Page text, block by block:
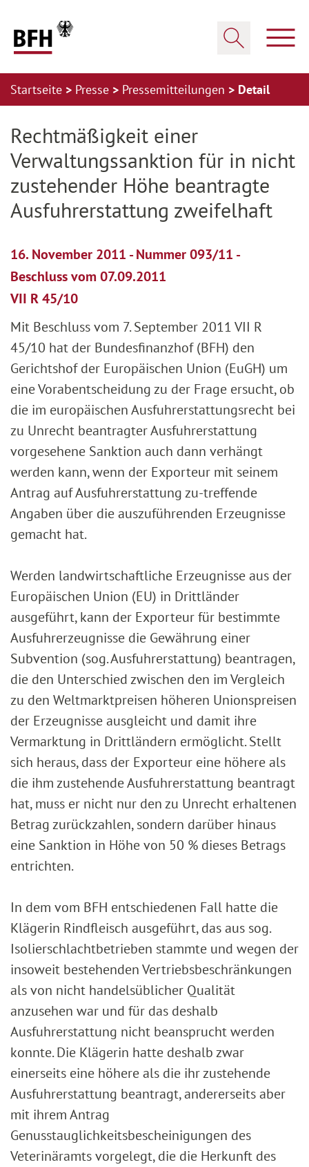
Startseite Presse Pressemitteilungen Detail
Rechtmäßigkeit einer
Verwaltungssanktion für in nicht
zustehender Höhe beantragte
Ausfuhrerstattung zweifelhaft
16. November 2011 - Nummer 093/11 -
Beschluss vom 07.09.2011
VII R 45/10
Mit Beschluss vom 7. September 2011 VII R
45/10 hat der Bundesfinanzhof (BFH) den
Gerichtshof der Europäischen Union (EuGH) um
eine Vorabentscheidung zu der Frage ersucht, ob
die im europäischen Ausfuhrerstattungsrecht bei
zu Unrecht beantragter Ausfuhrerstattung
vorgesehene Sanktion auch dann verhängt
werden kann, wenn der Exporteur mit seinem
Antrag auf Ausfuhrerstattung zu-treffende
Angaben über die auszuführenden Erzeugnisse
gemacht hat.
Werden landwirtschaftliche Erzeugnisse aus der
Europäischen Union (EU) in Drittländer
ausgeführt, kann der Exporteur für bestimmte
Ausfuhrerzeugnisse die Gewährung einer
Subvention (sog. Ausfuhrerstattung) beantragen,
die den Unterschied zwischen den im Vergleich
zu den Weltmarktpreisen höheren Unionspreisen
der Erzeugnisse ausgleicht und damit ihre
Vermarktung in Drittländern ermöglicht. Stellt
sich heraus, dass der Exporteur eine höhere als
die ihm zustehende Ausfuhrerstattung beantragt
hat, muss er nicht nur den zu Unrecht erhaltenen
Betrag zurückzahlen, sondern darüber hinaus
eine Sanktion in Höhe von 50 % dieses Betrags
entrichten.
In dem vom BFH entschiedenen Fall hatte die
Klägerin Rindfleisch ausgeführt, das aus sog.
Isolierschlachtbetrieben stammte und wegen der
insoweit bestehenden Vertriebsbeschränkungen
als von nicht handelsüblicher Qualität
anzusehen war und für das deshalb
Ausfuhrerstattung nicht beansprucht werden
konnte. Die Klägerin hatte deshalb zwar
einerseits eine höhere als die ihr zustehende
Ausfuhrerstattung beantragt, andererseits aber
mit ihrem Antrag
Genusstauglichkeitsbescheinigungen des
Veterinäramts vorgelegt, die die Herkunft des